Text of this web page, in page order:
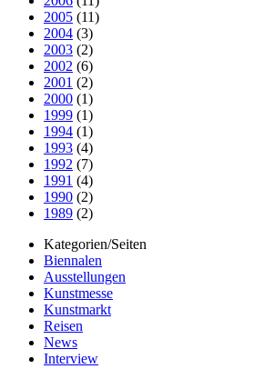
2005 (11)
2004 (3)
2003 (2)
2002 (6)
2001 (2)
2000 (1)
1999 (1)
1994 (1)
1993 (4)
1992 (7)
1991 (4)
1990 (2)
1989 (2)
Kategorien/Seiten
Biennalen
Ausstellungen
Kunstmesse
Kunstmarkt
Reisen
News
Interview